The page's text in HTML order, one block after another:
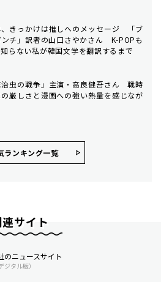
、きっかけは推しへのメッセージ 「ブ
チ」訳者の山口さやかさん K-POPも
らない私が韓国文学を翻訳するまで
治虫の戦争」主演・高良健吾さん 戦時
厳しさと漫画への強い熱量を感じなが
ランキング⼀覧
サイト
のニュースサイト
ジタル版）